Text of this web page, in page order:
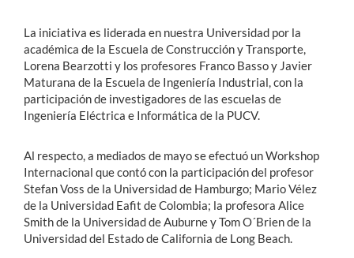
La iniciativa es liderada en nuestra Universidad por la
académica de la Escuela de Construcción y Transporte,
Lorena Bearzotti y los profesores Franco Basso y Javier
Maturana de la Escuela de Ingeniería Industrial, con la
participación de investigadores de las escuelas de
Ingeniería Eléctrica e Informática de la PUCV.
Al respecto, a mediados de mayo se efectuó un Workshop
Internacional que contó con la participación del profesor
Stefan Voss de la Universidad de Hamburgo; Mario Vélez
de la Universidad Eafit de Colombia; la profesora Alice
Smith de la Universidad de Auburne y Tom O´Brien de la
Universidad del Estado de California de Long Beach.